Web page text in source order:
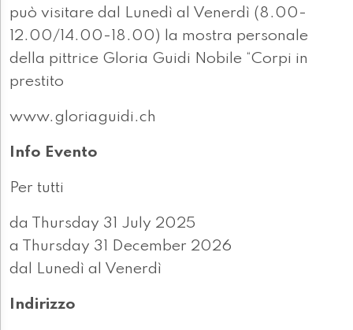
può visitare dal Lunedì al Venerdì (8.00-
12.00/14.00-18.00) la mostra personale
della pittrice Gloria Guidi Nobile “Corpi in
prestito
www.gloriaguidi.ch
Info Evento
Per tutti
da Thursday 31 July 2025
a Thursday 31 December 2026
dal Lunedì al Venerdì
Indirizzo